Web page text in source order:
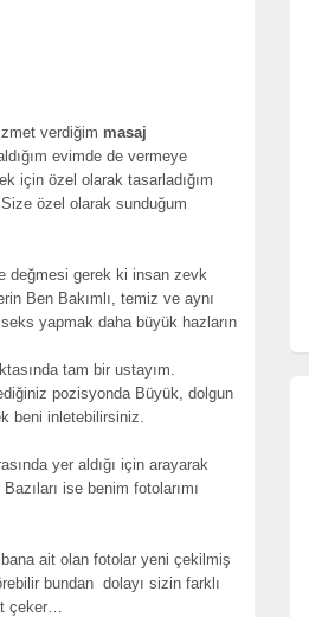
verdiğim masaj
evimde de vermeye
için özel olarak tasarladığım
özel olarak sunduğum
değmesi gerek ki insan zevk
Ben Bakımlı, temiz ve aynı
yapmak daha büyük hazların
tam bir ustayım.
pozisyonda Büyük, dolgun
beni inletebilirsiniz.
yer aldığı için arayarak
ise benim fotolarımı
bana ait olan fotolar yeni çekilmiş
bundan dolayı sizin farklı
çeker…